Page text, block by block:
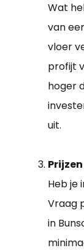
Wat
van
vloer
profijt
hoger
uit.
Heb je
Vraag
in